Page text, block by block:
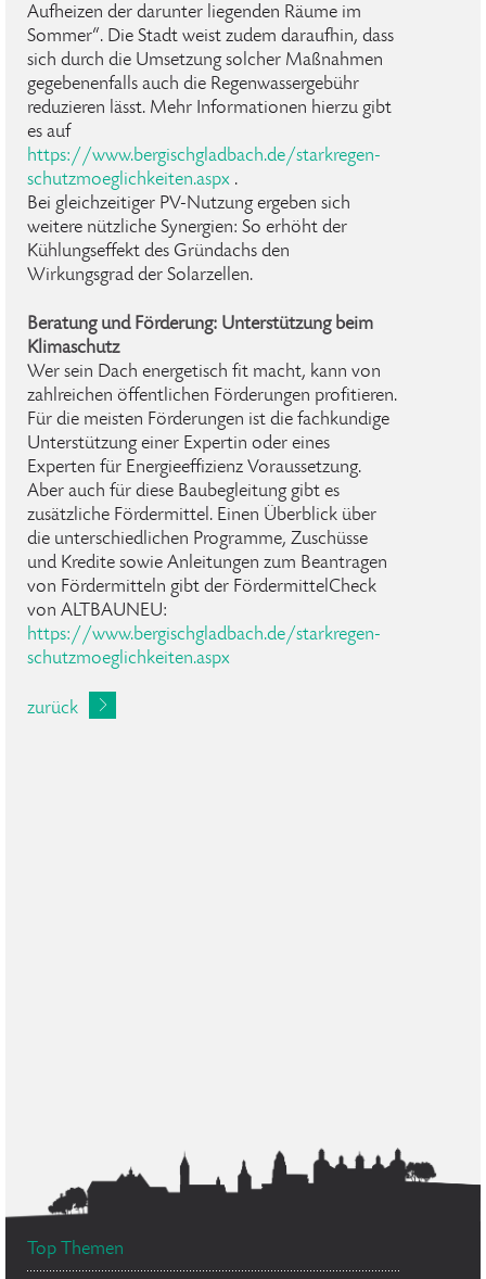
Aufheizen der darunter liegenden Räume im
Sommer“. Die Stadt weist zudem daraufhin, dass
sich durch die Umsetzung solcher Maßnahmen
gegebenenfalls auch die Regenwassergebühr
reduzieren lässt. Mehr Informationen hierzu gibt
es auf
https://www.bergischgladbach.de/starkregen-
schutzmoeglichkeiten.aspx .
Bei gleichzeitiger PV-Nutzung ergeben sich
weitere nützliche Synergien: So erhöht der
Kühlungseffekt des Gründachs den
Wirkungsgrad der Solarzellen.
Beratung und Förderung: Unterstützung beim
Klimaschutz
Wer sein Dach energetisch fit macht, kann von
zahlreichen öffentlichen Förderungen profitieren.
Für die meisten Förderungen ist die fachkundige
Unterstützung einer Expertin oder eines
Experten für Energieeffizienz Voraussetzung.
Aber auch für diese Baubegleitung gibt es
zusätzliche Fördermittel. Einen Überblick über
die unterschiedlichen Programme, Zuschüsse
und Kredite sowie Anleitungen zum Beantragen
von Fördermitteln gibt der FördermittelCheck
von ALTBAUNEU:
https://www.bergischgladbach.de/starkregen-
schutzmoeglichkeiten.aspx
zurück
Top Themen